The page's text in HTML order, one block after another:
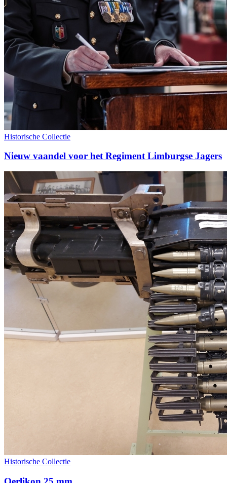
Historische Collectie
Nieuw vaandel voor het Regiment Limburgse Jagers
Historische Collectie